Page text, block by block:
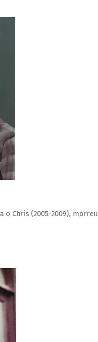
Chris (2005-2009), morreu